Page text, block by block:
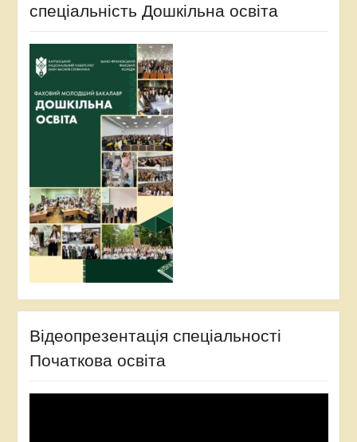
спеціальність Дошкільна освіта
Відеопрезентація спеціальності
Початкова освіта